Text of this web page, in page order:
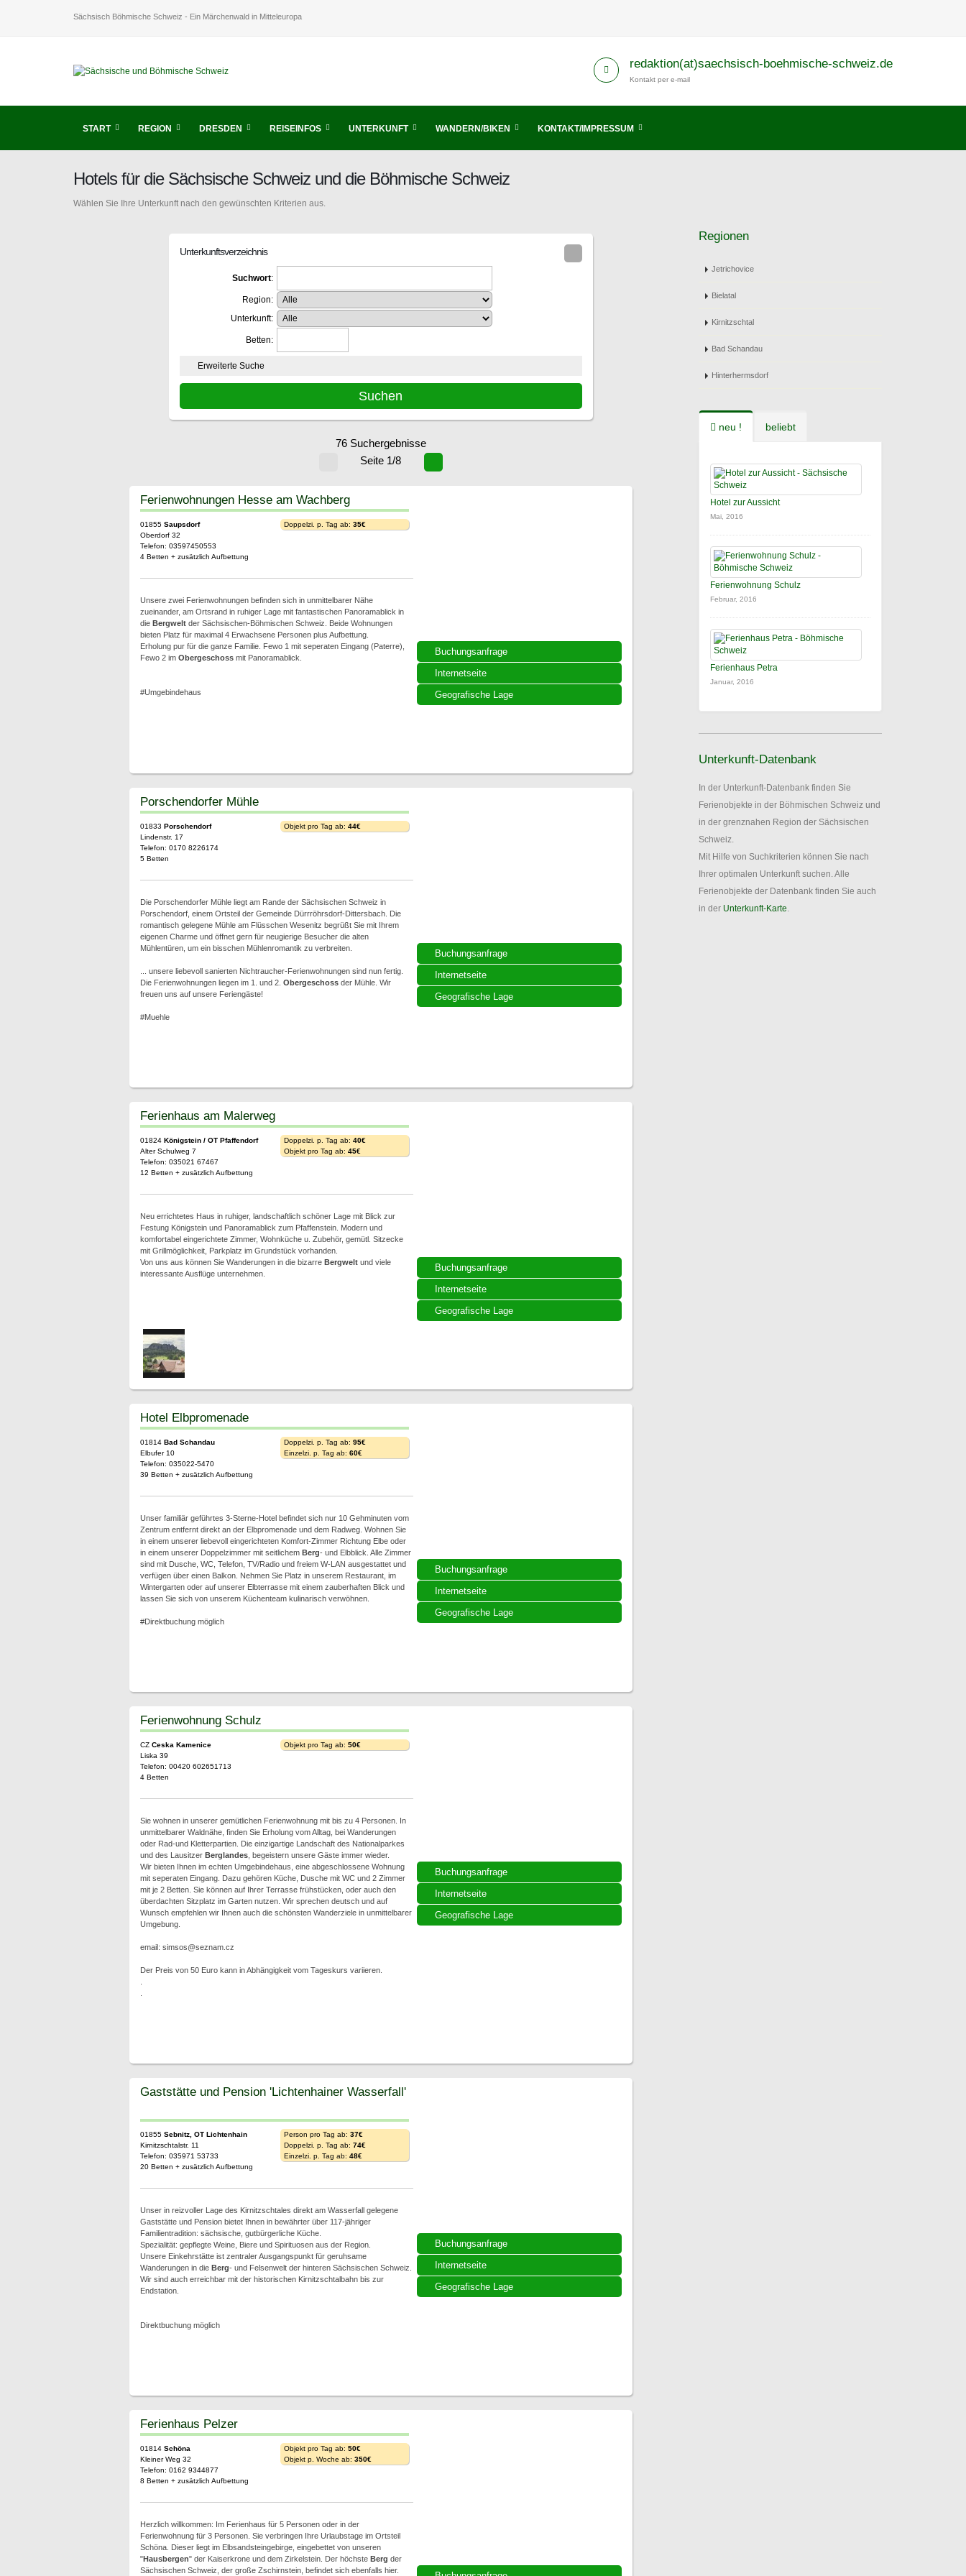
Sächsisch Böhmische Schweiz - Ein Märchenwald in Mitteleuropa
redaktion(at)saechsisch-boehmische-schweiz.de
Kontakt per e-mail
START REGION DRESDEN REISEINFOS UNTERKUNFT WANDERN/BIKEN KONTAKT/IMPRESSUM
Hotels für die Sächsische Schweiz und die Böhmische Schweiz
Wählen Sie Ihre Unterkunft nach den gewünschten Kriterien aus.
Unterkunftsverzeichnis
Suchwort:
Region:
Unterkunft:
Betten:
Erweiterte Suche
76 Suchergebnisse
Seite 1/8
Buchungsanfrage
Internetseite
Geografische Lage
Ferienwohnungen Hesse am Wachberg
01855 Saupsdorf
Oberdorf 32
Telefon: 03597450553
4 Betten + zusätzlich Aufbettung
Doppelzi. p. Tag ab: 35€
Unsere zwei Ferienwohnungen befinden sich in unmittelbarer Nähe
zueinander, am Ortsrand in ruhiger Lage mit fantastischen Panoramablick in
die Bergweltder Sächsischen-Böhmischen Schweiz. Beide Wohnungen
bieten Platz für maximal 4 Erwachsene Personen plus Aufbettung.
Erholung pur für die ganze Familie. Fewo 1 mit seperaten Eingang (Paterre),
Fewo 2 im Obergeschossmit Panoramablick.
#Umgebindehaus
Buchungsanfrage
Internetseite
Geografische Lage
Porschendorfer Mühle
01833 Porschendorf
Lindenstr. 17
Telefon: 0170 8226174
5 Betten
Objekt pro Tag ab: 44€
Die Porschendorfer Mühle liegt am Rande der Sächsischen Schweiz in
Porschendorf, einem Ortsteil der Gemeinde Dürrröhrsdorf-Dittersbach. Die
romantisch gelegene Mühle am Flüsschen Wesenitz begrüßt Sie mit Ihrem
eigenen Charme und öffnet gern für neugierige Besucher die alten
Mühlentüren, um ein bisschen Mühlenromantik zu verbreiten.
... unsere liebevoll sanierten Nichtraucher-Ferienwohnungen sind nun fertig.
Die Ferienwohnungen liegen im 1. und 2. Obergeschossder Mühle. Wir
freuen uns auf unsere Feriengäste!
#Muehle
Buchungsanfrage
Internetseite
Geografische Lage
Ferienhaus am Malerweg
01824 Königstein / OT Pfaffendorf
Alter Schulweg 7
Telefon: 035021 67467
12 Betten + zusätzlich Aufbettung
Doppelzi. p. Tag ab: 40€
Objekt pro Tag ab: 45€
Neu errichtetes Haus in ruhiger, landschaftlich schöner Lage mit Blick zur
Festung Königstein und Panoramablick zum Pfaffenstein. Modern und
komfortabel eingerichtete Zimmer, Wohnküche u. Zubehör, gemütl. Sitzecke
mit Grillmöglichkeit, Parkplatz im Grundstück vorhanden.
Von uns aus können Sie Wanderungen in die bizarre Bergweltund viele
interessante Ausflüge unternehmen.
Buchungsanfrage
Internetseite
Geografische Lage
Hotel Elbpromenade
01814 Bad Schandau
Elbufer 10
Telefon: 035022-5470
39 Betten + zusätzlich Aufbettung
Doppelzi. p. Tag ab: 95€
Einzelzi. p. Tag ab: 60€
Unser familiär geführtes 3-Sterne-Hotel befindet sich nur 10 Gehminuten vom
Zentrum entfernt direkt an der Elbpromenade und dem Radweg. Wohnen Sie
in einem unserer liebevoll eingerichteten Komfort-Zimmer Richtung Elbe oder
in einem unserer Doppelzimmer mit seitlichem Berg- und Elbblick. Alle Zimmer
sind mit Dusche, WC, Telefon, TV/Radio und freiem W-LAN ausgestattet und
verfügen über einen Balkon. Nehmen Sie Platz in unserem Restaurant, im
Wintergarten oder auf unserer Elbterrasse mit einem zauberhaften Blick und
lassen Sie sich von unserem Küchenteam kulinarisch verwöhnen.
#Direktbuchung möglich
Buchungsanfrage
Internetseite
Geografische Lage
Ferienwohnung Schulz
CZ Ceska Kamenice
Liska 39
Telefon: 00420 602651713
4 Betten
Objekt pro Tag ab: 50€
Sie wohnen in unserer gemütlichen Ferienwohnung mit bis zu 4 Personen. In
unmittelbarer Waldnähe, finden Sie Erholung vom Alltag, bei Wanderungen
oder Rad-und Kletterpartien. Die einzigartige Landschaft des Nationalparkes
und des Lausitzer Berglandes, begeistern unsere Gäste immer wieder.
Wir bieten Ihnen im echten Umgebindehaus, eine abgeschlossene Wohnung
mit seperaten Eingang. Dazu gehören Küche, Dusche mit WC und 2 Zimmer
mit je 2 Betten. Sie können auf Ihrer Terrasse frühstücken, oder auch den
überdachten Sitzplatz im Garten nutzen. Wir sprechen deutsch und auf
Wunsch empfehlen wir Ihnen auch die schönsten Wanderziele in unmittelbarer
Umgebung.
email: simsos@seznam.cz
Der Preis von 50 Euro kann in Abhängigkeit vom Tageskurs variieren.
Buchungsanfrage
Internetseite
Geografische Lage
Gaststätte und Pension 'Lichtenhainer Wasserfall'
01855 Sebnitz, OT Lichtenhain
Kirnitzschtalstr. 11
Telefon: 035971 53733
20 Betten + zusätzlich Aufbettung
Person pro Tag ab: 37€
Doppelzi. p. Tag ab: 74€
Einzelzi. p. Tag ab: 48€
Unser in reizvoller Lage des Kirnitzschtales direkt am Wasserfall gelegene
Gaststätte und Pension bietet Ihnen in bewährter über 117-jähriger
Familientradition: sächsische, gutbürgerliche Küche.
Spezialität: gepflegte Weine, Biere und Spirituosen aus der Region.
Unsere Einkehrstätte ist zentraler Ausgangspunkt für geruhsame
Wanderungen in die Berg- und Felsenwelt der hinteren Sächsischen Schweiz.
Wir sind auch erreichbar mit der historischen Kirnitzschtalbahn bis zur
Endstation.
Direktbuchung möglich
Ferienhaus Pelzer
01814 Schöna
Kleiner Weg 32
Telefon: 0162 9344877
8 Betten + zusätzlich Aufbettung
Objekt pro Tag ab: 50€
Objekt p. Woche ab: 350€
Herzlich willkommen: Im Ferienhaus für 5 Personen oder in der
Ferienwohnung für 3 Personen. Sie verbringen Ihre Urlaubstage im Ortsteil
Schöna. Dieser liegt im Elbsandsteingebirge, eingebettet von unseren
"Hausbergen" der Kaiserkrone und dem Zirkelstein. Der höchste Berg der
Sächsischen Schweiz, der große Zschirnstein, befindet sich ebenfalls hier.
Regionen
Jetrichovice
Bielatal
Kirnitzschtal
Bad Schandau
Hinterhermsdorf
neu ! beliebt
Hotel zur Aussicht
Mai, 2016
Ferienwohnung Schulz
Februar, 2016
Ferienhaus Petra
Januar, 2016
Unterkunft-Datenbank
In der Unterkunft-Datenbank finden Sie
Ferienobjekte in der Böhmischen Schweiz und
in der grenznahen Region der Sächsischen
Schweiz.
Mit Hilfe von Suchkriterien können Sie nach
Ihrer optimalen Unterkunft suchen. Alle
Ferienobjekte der Datenbank finden Sie auch
in der Unterkunft-Karte.